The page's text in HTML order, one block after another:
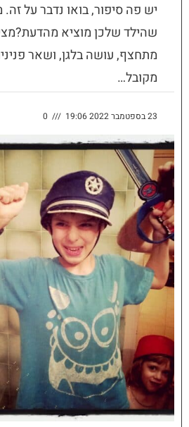
יש פה סיפור, בואו נדבר על
שהילד שלכן מוציא
מתחצף, עושה בלגן, ושאר
מקובל…
23 בספטמבר 2022 19:06 ///
0